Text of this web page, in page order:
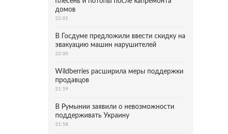
домов
22:01
В Госдуме предложили ввести скидку на
эвакуацию машин нарушителей
22:00
Wildberries расширила меры поддержки
продавцов
21:59
В Румынии заявили о невозможности
поддерживать Украину
21:58